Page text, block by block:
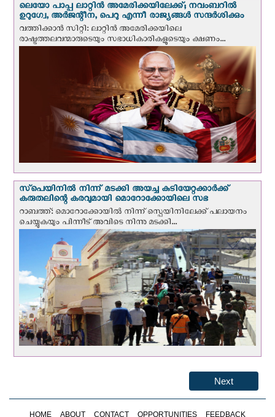
ലെയോ പാപ്പ ലാറ്റിൻ അമേരിക്കയിലേക്ക്; നവംബറില്‍
ഉറുഗ്വേ, അർജന്റീന, പെറു എന്നീ രാജ്യങ്ങള്‍ സന്ദര്‍ശിക്കും
വത്തിക്കാന്‍ സിറ്റി: ലാറ്റിന്‍ അമേരിക്കയിലെ
രാഷ്ട്രത്തലവന്മാരുടെയും സഭാധികാരികളുടെയും ക്ഷണം...
സ്‌പെയിനില്‍ നിന്ന് മടക്കി അയച്ച കുടിയേറ്റക്കാര്‍ക്ക്
കരുതലിന്റെ കരവുമായി മൊറോക്കോയിലെ സഭ
റാബത്ത്: മൊറോക്കോയിൽ നിന്ന് സ്പെയിനിലേക്ക് പലായനം
ചെയ്യുകയും പിന്നീട് അവിടെ നിന്നു മടക്കി...
Next
HOME ABOUT CONTACT OPPORTUNITIES FEEDBACK